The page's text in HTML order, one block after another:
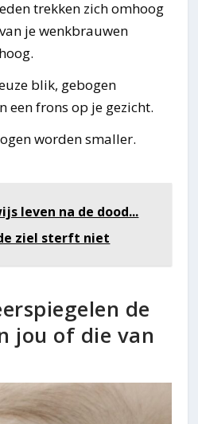
trekken zich omhoog
je wenkbrauwen
blik, gebogen
een frons op je gezicht.
worden smaller.
leven na de dood...
ziel sterft niet
de
jou of die van